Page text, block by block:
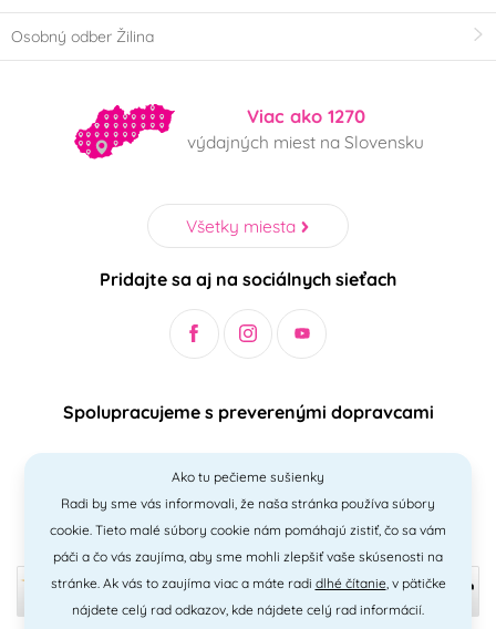
Osobný odber Žilina
Viac ako 1270
výdajných miest na Slovensku
Všetky miesta
Pridajte sa aj na sociálnych sieťach
Spolupracujeme s preverenými dopravcami
Bezpečný a jednoduchý spôsob platieb
Ako tu pečieme sušienky
Radi by sme vás informovali, že naša stránka používa súbory
cookie. Tieto malé súbory cookie nám pomáhajú zistiť, čo sa vám
páči a čo vás zaujíma, aby sme mohli zlepšiť vaše skúsenosti na
stránke. Ak vás to zaujíma viac a máte radi dlhé čítanie, v pätičke
nájdete celý rad odkazov, kde nájdete celý rad informácií.